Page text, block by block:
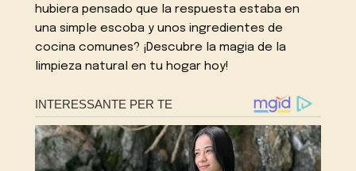
hubiera pensado que la respuesta estaba en
una simple escoba y unos ingredientes de
cocina comunes? ¡Descubre la magia de la
limpieza natural en tu hogar hoy!